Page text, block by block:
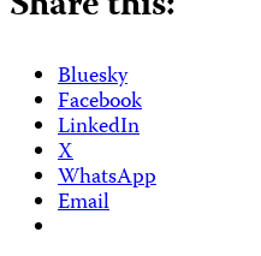
Bluesky
Facebook
LinkedIn
X
WhatsApp
Email